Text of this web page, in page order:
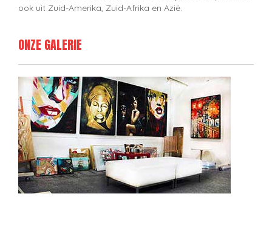
ook uit Zuid-Amerika, Zuid-Afrika en Azië.
ONZE GALERIE